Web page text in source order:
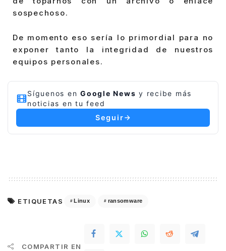
sospechoso.
De momento eso sería lo primordial para no
exponer tanto la integridad de nuestros
equipos personales.
Síguenos en Google News y recibe más
noticias en tu feed
Seguir
ETIQUETAS Linux ransomware
COMPARTIR EN